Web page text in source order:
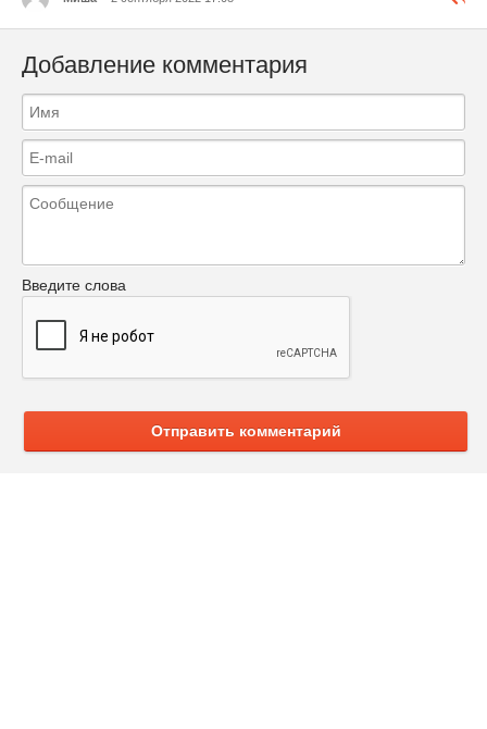
Добавление комментария
Введите слова
Отправить комментарий